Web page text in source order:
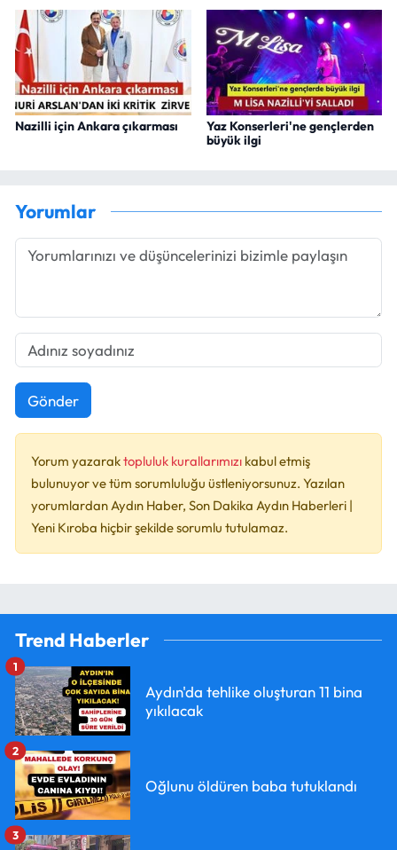
Nazilli için Ankara çıkarması
Yaz Konserleri'ne gençlerden
büyük ilgi
Yorumlar
Gönder
Yorum yazaraktopluluk kurallarımızı kabul etmiş
bulunuyor ve tüm sorumluluğu üstleniyorsunuz. Yazılan
yorumlardan Aydın Haber, Son Dakika Aydın Haberleri |
Yeni Kıroba hiçbir şekilde sorumlu tutulamaz.
Trend Haberler
Aydın'da tehlike oluşturan 11 bina
yıkılacak
1
Oğlunu öldüren baba tutuklandı
2
3